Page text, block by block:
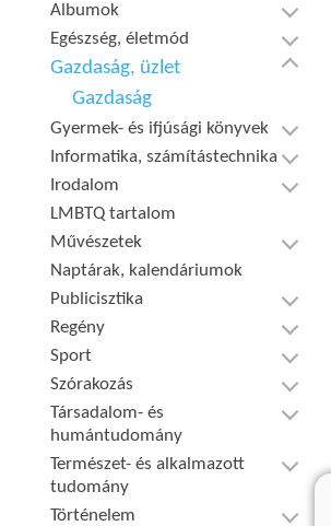
Albumok
Egészség, életmód
Gazdaság, üzlet
Gazdaság
Gyermek- és ifjúsági könyvek
Informatika, számítástechnika
Irodalom
LMBTQ tartalom
Művészetek
Naptárak, kalendáriumok
Publicisztika
Regény
Sport
Szórakozás
Társadalom- és
humántudomány
Természet- és alkalmazott
tudomány
Történelem